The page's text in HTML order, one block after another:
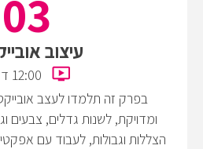
עיצוב
בפרק זה תלמדו לעצב
ומדויקת, לשנות גדלים, צבעים
הצללות וגבולות, לעבוד עם
12:00 דקות